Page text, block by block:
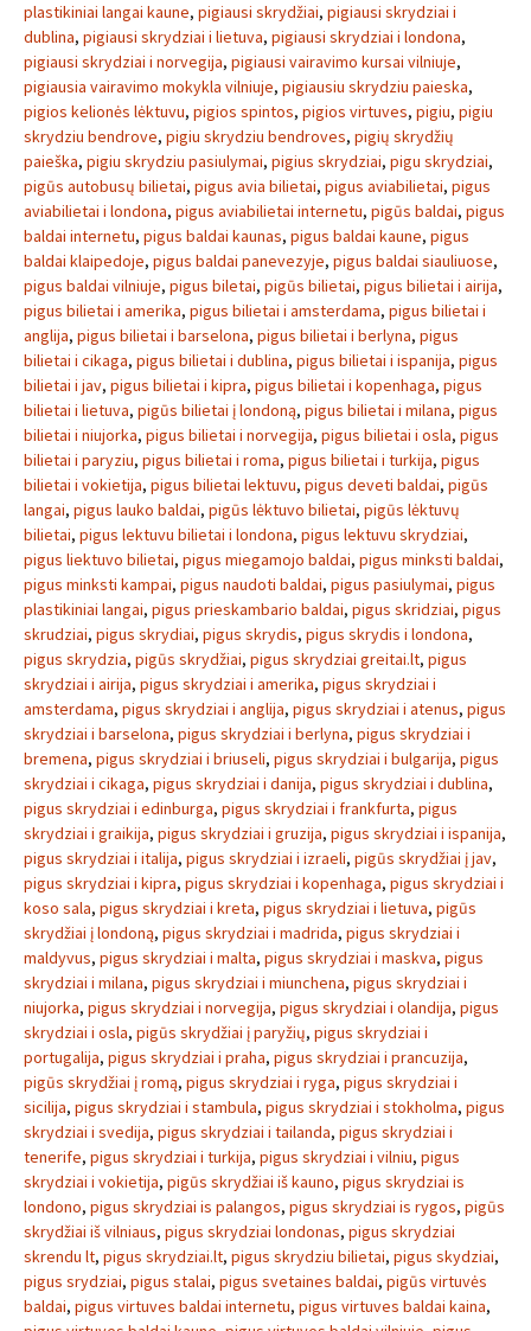
plastikiniai langai kaune, pigiausi skrydžiai, pigiausi skrydziai i
dublina, pigiausi skrydziai i lietuva, pigiausi skrydziai i londona,
pigiausi skrydziai i norvegija, pigiausi vairavimo kursai vilniuje,
pigiausia vairavimo mokykla vilniuje, pigiausiu skrydziu paieska,
pigios kelionės lėktuvu, pigios spintos, pigios virtuves, pigiu, pigiu
skrydziu bendrove, pigiu skrydziu bendroves, pigių skrydžių
paieška, pigiu skrydziu pasiulymai, pigius skrydziai, pigu skrydziai,
pigūs autobusų bilietai, pigus avia bilietai, pigus aviabilietai, pigus
aviabilietai i londona, pigus aviabilietai internetu, pigūs baldai, pigus
baldai internetu, pigus baldai kaunas, pigus baldai kaune, pigus
baldai klaipedoje, pigus baldai panevezyje, pigus baldai siauliuose,
pigus baldai vilniuje, pigus biletai, pigūs bilietai, pigus bilietai i airija,
pigus bilietai i amerika, pigus bilietai i amsterdama, pigus bilietai i
anglija, pigus bilietai i barselona, pigus bilietai i berlyna, pigus
bilietai i cikaga, pigus bilietai i dublina, pigus bilietai i ispanija, pigus
bilietai i jav, pigus bilietai i kipra, pigus bilietai i kopenhaga, pigus
bilietai i lietuva, pigūs bilietai į londoną, pigus bilietai i milana, pigus
bilietai i niujorka, pigus bilietai i norvegija, pigus bilietai i osla, pigus
bilietai i paryziu, pigus bilietai i roma, pigus bilietai i turkija, pigus
bilietai i vokietija, pigus bilietai lektuvu, pigus deveti baldai, pigūs
langai, pigus lauko baldai, pigūs lėktuvo bilietai, pigūs lėktuvų
bilietai, pigus lektuvu bilietai i londona, pigus lektuvu skrydziai,
pigus liektuvo bilietai, pigus miegamojo baldai, pigus minksti baldai,
pigus minksti kampai, pigus naudoti baldai, pigus pasiulymai, pigus
plastikiniai langai, pigus prieskambario baldai, pigus skridziai, pigus
skrudziai, pigus skrydiai, pigus skrydis, pigus skrydis i londona,
pigus skrydzia, pigūs skrydžiai, pigus skrydziai greitai.lt, pigus
skrydziai i airija, pigus skrydziai i amerika, pigus skrydziai i
amsterdama, pigus skrydziai i anglija, pigus skrydziai i atenus, pigus
skrydziai i barselona, pigus skrydziai i berlyna, pigus skrydziai i
bremena, pigus skrydziai i briuseli, pigus skrydziai i bulgarija, pigus
skrydziai i cikaga, pigus skrydziai i danija, pigus skrydziai i dublina,
pigus skrydziai i edinburga, pigus skrydziai i frankfurta, pigus
skrydziai i graikija, pigus skrydziai i gruzija, pigus skrydziai i ispanija,
pigus skrydziai i italija, pigus skrydziai i izraeli, pigūs skrydžiai į jav,
pigus skrydziai i kipra, pigus skrydziai i kopenhaga, pigus skrydziai i
koso sala, pigus skrydziai i kreta, pigus skrydziai i lietuva, pigūs
skrydžiai į londoną, pigus skrydziai i madrida, pigus skrydziai i
maldyvus, pigus skrydziai i malta, pigus skrydziai i maskva, pigus
skrydziai i milana, pigus skrydziai i miunchena, pigus skrydziai i
niujorka, pigus skrydziai i norvegija, pigus skrydziai i olandija, pigus
skrydziai i osla, pigūs skrydžiai į paryžių, pigus skrydziai i
portugalija, pigus skrydziai i praha, pigus skrydziai i prancuzija,
pigūs skrydžiai į romą, pigus skrydziai i ryga, pigus skrydziai i
sicilija, pigus skrydziai i stambula, pigus skrydziai i stokholma, pigus
skrydziai i svedija, pigus skrydziai i tailanda, pigus skrydziai i
tenerife, pigus skrydziai i turkija, pigus skrydziai i vilniu, pigus
skrydziai i vokietija, pigūs skrydžiai iš kauno, pigus skrydziai is
londono, pigus skrydziai is palangos, pigus skrydziai is rygos, pigūs
skrydžiai iš vilniaus, pigus skrydziai londonas, pigus skrydziai
skrendu lt, pigus skrydziai.lt, pigus skrydziu bilietai, pigus skydziai,
pigus srydziai, pigus stalai, pigus svetaines baldai, pigūs virtuvės
baldai, pigus virtuves baldai internetu, pigus virtuves baldai kaina,